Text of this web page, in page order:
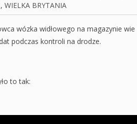
WIELKA BRYTANIA
wózka widłowego na magazynie
podczas kontroli na drodze.
to tak: